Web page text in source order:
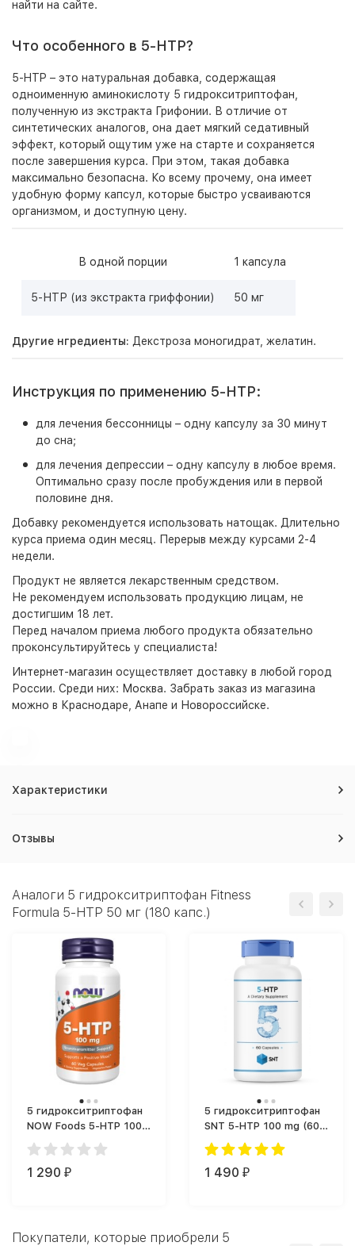
найти на сайте.
Что особенного в 5-HTP?
5-HTP – это натуральная добавка, содержащая
одноименную аминокислоту 5 гидрокситриптофан,
полученную из экстракта Грифонии. В отличие от
синтетических аналогов, она дает мягкий седативный
эффект, который ощутим уже на старте и сохраняется
после завершения курса. При этом, такая добавка
максимально безопасна. Ко всему прочему, она имеет
удобную форму капсул, которые быстро усваиваются
организмом, и доступную цену.
В одной порции 1 капсула
5-НТР (из экстракта гриффонии) 50 мг
Другие нгредиенты: Декстроза моногидрат, желатин.
Инструкция по применению 5-HTP:
для лечения бессонницы – одну капсулу за 30 минут
до сна;
для лечения депрессии – одну капсулу в любое время.
Оптимально сразу после пробуждения или в первой
половине дня.
Добавку рекомендуется использовать натощак. Длительно
курса приема один месяц. Перерыв между курсами 2-4
недели.
Продукт не является лекарственным средством.
Не рекомендуем использовать продукцию лицам, не
достигшим 18 лет.
Перед началом приема любого продукта обязательно
проконсультируйтесь у специалиста!
Интернет-магазин осуществляет доставку в любой город
России. Среди них: Москва. Забрать заказ из магазина
можно в Краснодаре, Анапе и Новороссийске.
Характеристики
Отзывы
Аналоги 5 гидрокситриптофан Fitness
Formula 5-HTP 50 мг (180 капс.)
5 гидрокситриптофан
NOW Foods 5-HTP 100
(60 капс.)
1 290 ₽
5 гидрокситриптофан
SNT 5-HTP 100 mg (60
капс.)
1 490 ₽
Покупатели, которые приобрели 5